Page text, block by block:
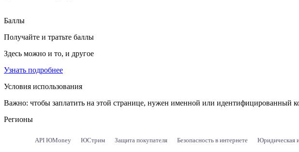
Баллы
Получайте и тратьте баллы
Здесь можно и то, и другое
Узнать подробнее
Условия использования
Важно: чтобы заплатить на этой странице, нужен именной или
Регионы
API ЮMoney ЮСтрим Защита покупателя Безопасность в интернете Юридическая